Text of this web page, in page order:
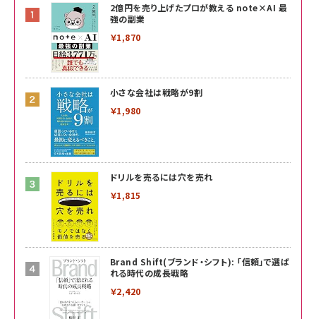
2億円を売り上げたプロが教える note×AI 最
強の副業
￥1,870
小さな会社は戦略が9割
￥1,980
ドリルを売るには穴を売れ
￥1,815
Brand Shift(ブランド・シフト): 「信頼」で選ば
れる時代の成長戦略
￥2,420